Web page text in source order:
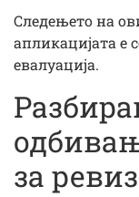
Следењето на
апликацијата е
евалуација.
за